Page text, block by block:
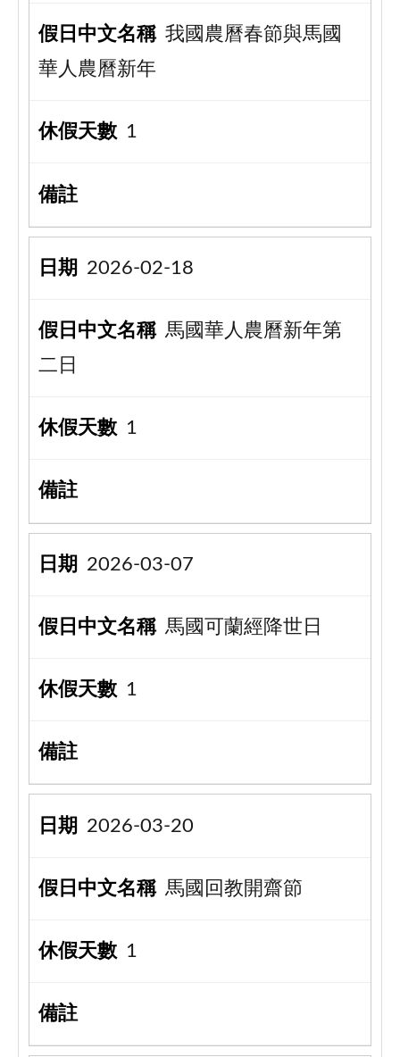
我國農曆春節與馬國
華人農曆新年
1
2026-02-18
馬國華人農曆新年第
二日
1
2026-03-07
馬國可蘭經降世日
1
2026-03-20
馬國回教開齋節
1